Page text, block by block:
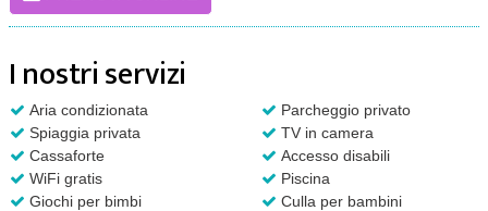
I nostri servizi
Aria condizionata
Parcheggio privato
Spiaggia privata
TV in camera
Cassaforte
Accesso disabili
WiFi gratis
Piscina
Giochi per bimbi
Culla per bambini